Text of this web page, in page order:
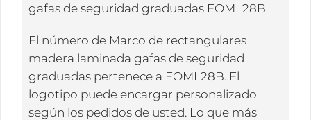
gafas de seguridad graduadas EOML28B
El número de Marco de rectangulares
madera laminada gafas de seguridad
graduadas pertenece a EOML28B. El
logotipo puede encargar personalizado
según los pedidos de usted. Lo que más